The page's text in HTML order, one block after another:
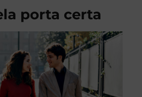
porta certa